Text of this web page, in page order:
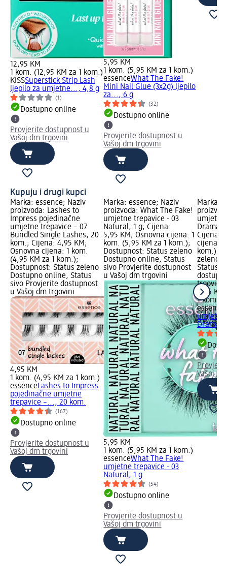
12,95 KM
1 kom. (12,95 KM za 1 kom.)
KISSSuperstick Strip Lash
ljepilo za umjetne..., 4,8 g
(1)
Dostupno online
Provjerite dostupnost u
Vašoj dm trgovini
5,95 KM
1 kom. (5,95 KM za 1 kom.)
essenceWhat The Fake!
Mini Nail Glue (3x2g) ljepilo
za..., 6 g
(32)
Dostupno online
Provjerite dostupnost u
Vašoj dm trgovini
Kupuju i drugi kupci
Marka: essence; Naziv
proizvoda: Lashes to
Impress pojedinačne
umjetne trepavice – 07
Bundled Single Lashes, 20
kom.; Cijena: 4,95 KM;
Osnovna cijena: 1 kom.
(4,95 KM za 1 kom.);
Dostupnost: Status zeleno
Dostupno online, Status
sivo Provjerite dostupnost
u Vašoj dm trgovini
4,95 KM
1 kom. (4,95 KM za 1 kom.)
essenceLashes to Impress
pojedinačne umjetne
trepavice –..., 20 kom.
(167)
Dostupno online
Provjerite dostupnost u
Vašoj dm trgovini
Marka: essence; Naziv
proizvoda: What The Fake!
umjetne trepavice - 03
Natural, 1 g; Cijena:
5,95 KM; Osnovna cijena: 1
kom. (5,95 KM za 1 kom.);
Dostupnost: Status zeleno
Dostupno online, Status
sivo Provjerite dostupnost
u Vašoj dm trgovini
5,95 KM
1 kom. (5,95 KM za 1 kom.)
essenceWhat The Fake!
umjetne trepavice - 03
Natural, 1 g
(54)
Dostupno online
Provjerite dostupnost u
Vašoj dm trgovini
Marka:
umjetne
Cijena:
cijena: 1
kom.);
zeleno
Status
trgovini
5,95 KM
1 kom.
essence
umjetne
Vašoj